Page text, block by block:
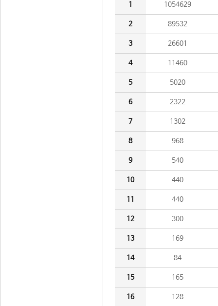
1 1054629
2 89532
3 26601
4 11460
5 5020
6 2322
7 1302
8 968
9 540
10 440
11 440
12 300
13 169
14 84
15 165
16 128